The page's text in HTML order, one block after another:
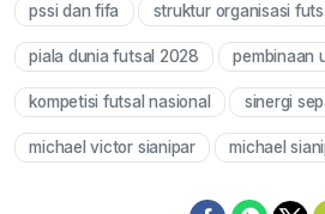
pssi dan fifa struktur organisasi
piala dunia futsal 2028 pembinaan
kompetisi futsal nasional sinergi
michael victor sianipar michael